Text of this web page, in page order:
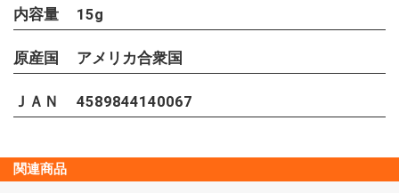
内容量 15g
原産国 アメリカ合衆国
ＪＡＮ 4589844140067
関連商品